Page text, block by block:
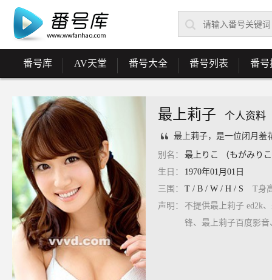
番号库 AV天堂 番号大全 番号列表 番号
最上莉子 个人资料
最上莉子，是一位闭月羞
别名：
最上りこ （もがみり
生日：
1970年01月01日
三围：
T / B / W / H / S
T身
声明：
不提供最上莉子 ed2k
锋、最上莉子百度影